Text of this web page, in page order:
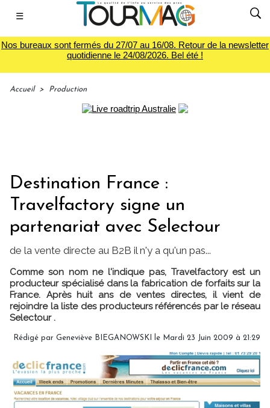
☰
Nos bureaux sont fermés du 27/07 au 16/08. Retour de la newsletter
quotidienne le 24/08/2026. Bel été !
Accueil > Production
Destination France :
Travelfactory signe un
partenariat avec Selectour
de la vente directe au B2B il n'y a qu'un pas...
Comme son nom ne l'indique pas, Travelfactory est un
producteur spécialisé dans la fabrication de forfaits sur la
France. Après huit ans de ventes directes, il vient de
rejoindre la liste des producteurs référencés par le réseau
Selectour .
Rédigé par Geneviève BIEGANOWSKI le Mardi 23 Juin 2009 à 21:29